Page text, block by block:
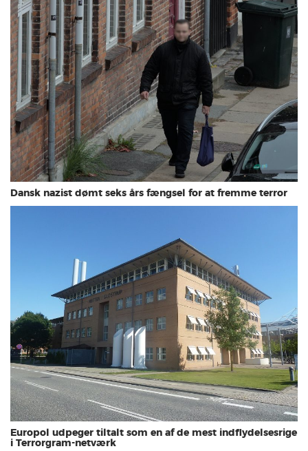
Dansk nazist dømt seks års fængsel for at fremme terror
Europol udpeger tiltalt som en af de mest indflydelsesrige
i Terrorgram-netværk